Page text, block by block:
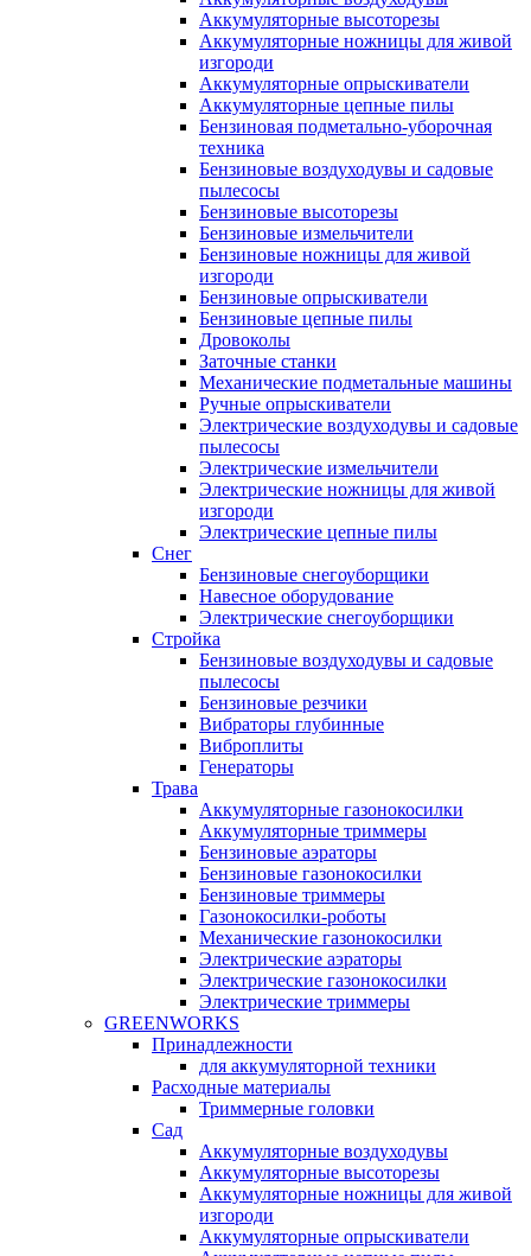
Аккумуляторные высоторезы
Аккумуляторные ножницы для живой
изгороди
Аккумуляторные опрыскиватели
Аккумуляторные цепные пилы
Бензиновая подметально-уборочная
техника
Бензиновые воздуходувы и садовые
пылесосы
Бензиновые высоторезы
Бензиновые измельчители
Бензиновые ножницы для живой
изгороди
Бензиновые опрыскиватели
Бензиновые цепные пилы
Дровоколы
Заточные станки
Механические подметальные машины
Ручные опрыскиватели
Электрические воздуходувы и садовые
пылесосы
Электрические измельчители
Электрические ножницы для живой
изгороди
Электрические цепные пилы
Снег
Бензиновые снегоуборщики
Навесное оборудование
Электрические снегоуборщики
Стройка
Бензиновые воздуходувы и садовые
пылесосы
Бензиновые резчики
Вибраторы глубинные
Виброплиты
Генераторы
Трава
Аккумуляторные газонокосилки
Аккумуляторные триммеры
Бензиновые аэраторы
Бензиновые газонокосилки
Бензиновые триммеры
Газонокосилки-роботы
Механические газонокосилки
Электрические аэраторы
Электрические газонокосилки
Электрические триммеры
GREENWORKS
Принадлежности
для аккумуляторной техники
Расходные материалы
Триммерные головки
Сад
Аккумуляторные воздуходувы
Аккумуляторные высоторезы
Аккумуляторные ножницы для живой
изгороди
Аккумуляторные опрыскиватели